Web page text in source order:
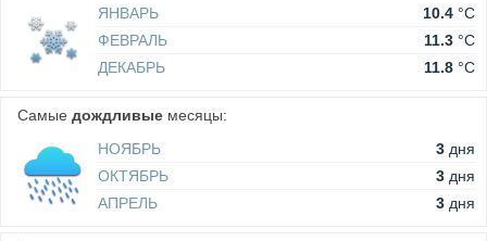
ЯНВАРЬ
10.4 °C
ФЕВРАЛЬ
11.3 °C
ДЕКАБРЬ
11.8 °C
Самые дождливые месяцы:
НОЯБРЬ
3 дня
ОКТЯБРЬ
3 дня
АПРЕЛЬ
3 дня